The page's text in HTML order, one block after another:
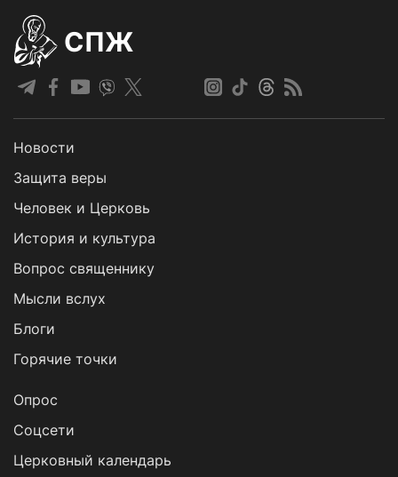
СПЖ
Новости
Защита веры
Человек и Церковь
История и культура
Вопрос священнику
Мысли вслух
Блоги
Горячие точки
Опрос
Cоцсети
Церковный календарь